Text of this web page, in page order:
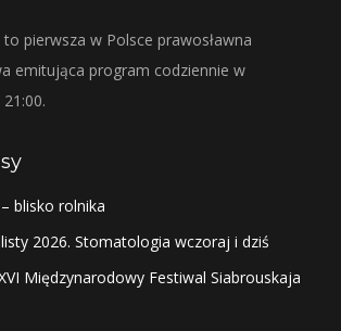
pierwsza w Polsce prawosławna
emitująca program codziennie w
blisko rolnika
2026. Stomatologia wczoraj i dziś
Międzynarodowy Festiwal Siabrouskaja